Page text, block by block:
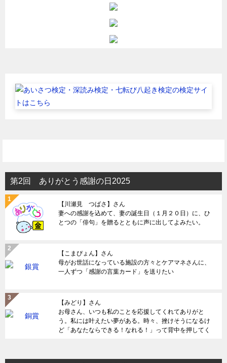
第2回 ありがとう感謝の日2025
【川瀬見 つばさ】さん
妻への感謝を込めて、妻の誕生日（１月２０日）に、ひ
とつの「俳句」を贈るとともに声に出してよみたい。
【こまぴょん】さん
母がお世話になっている施設の方々とケアマネさんに、
一人ずつ「感謝の言葉カード」を送りたい
【みどり】さん
お母さん、いつも私のことを応援してくれてありがと
う。私には叶えたい夢がある。時々、挫けそうになるけ
ど「あなたならできる！なれる！」って背中を押してく